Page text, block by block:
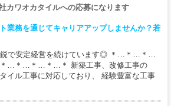
カワオカタイルへの応募になります
業務を通じてキャリアアップしませんか？若
鋭で安定経営を続けています◎ ＊…＊…＊…
＊…＊…＊…＊ 新築工事、改修工事の
イル工事に対応しており、 経験豊富な工事